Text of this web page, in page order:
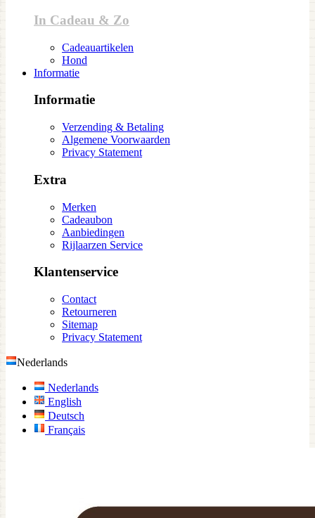
In Cadeau & Zo
Cadeauartikelen
Hond
Informatie
Informatie
Verzending & Betaling
Algemene Voorwaarden
Privacy Statement
Extra
Merken
Cadeaubon
Aanbiedingen
Rijlaarzen Service
Klantenservice
Contact
Retourneren
Sitemap
Privacy Statement
Nederlands
Nederlands
English
Deutsch
Français